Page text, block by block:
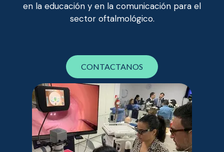
en la educación y en la comunicación para el
sector oftalmológico.
CONTACTANOS